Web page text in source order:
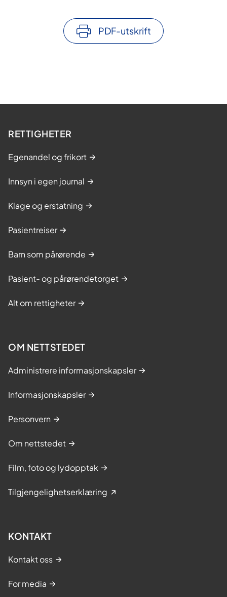
PDF-utskrift
RETTIGHETER
Egenandel og frikort
Innsyn i egen journal
Klage og erstatning
Pasientreiser
Barn som pårørende
Pasient- og pårørendetorget
Alt om rettigheter
OM NETTSTEDET
Administrere informasjonskapsler
Informasjonskapsler
Personvern
Om nettstedet
Film, foto og lydopptak
Tilgjengelighetserklæring
KONTAKT
Kontakt oss
For media